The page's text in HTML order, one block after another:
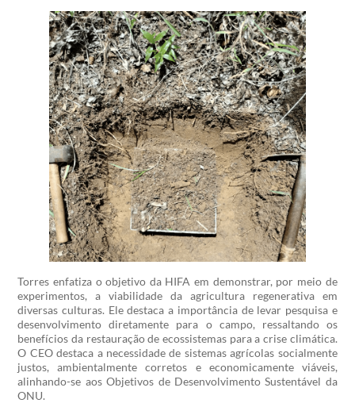
Torres enfatiza o objetivo da HIFA em demonstrar, por meio de
experimentos, a viabilidade da agricultura regenerativa em
diversas culturas. Ele destaca a importância de levar pesquisa e
desenvolvimento diretamente para o campo, ressaltando os
benefícios da restauração de ecossistemas para a crise climática.
O CEO destaca a necessidade de sistemas agrícolas socialmente
justos, ambientalmente corretos e economicamente viáveis,
alinhando-se aos Objetivos de Desenvolvimento Sustentável da
ONU.